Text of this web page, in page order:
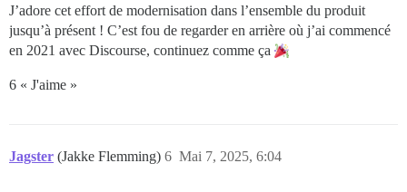
J’adore cet effort de modernisation dans l’ensemble du produit
jusqu’à présent ! C’est fou de regarder en arrière où j’ai commencé
en 2021 avec Discourse, continuez comme ça
6 « J'aime »
Jagster (Jakke Flemming) Mai 7, 2025, 6:04
6